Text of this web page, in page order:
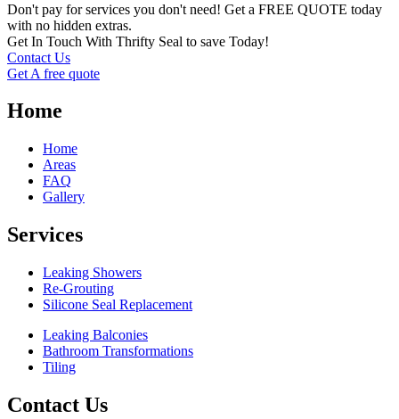
Don't pay for services you don't need! Get a FREE QUOTE today
with no hidden extras.
Get In Touch With Thrifty Seal to save Today!
Contact Us
Get A free quote
Home
Home
Areas
FAQ
Gallery
Services
Leaking Showers
Re-Grouting
Silicone Seal Replacement
Leaking Balconies
Bathroom Transformations
Tiling
Contact Us